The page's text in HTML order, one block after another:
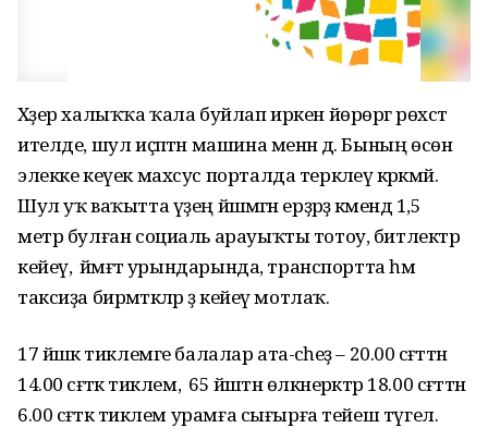
Хәҙер халыҡҡа ҡала буйлап иркен йөрөргә рөхсәт
ителде, шул иҫәптән машина менән дә. Бының өсөн
элекке кеүек махсус порталда теркәлеү кәрәкмәй.
Шул уҡ ваҡытта үҙең йәшәмәгән ерҙәрҙә кәмендә 1,5
метр булған социаль арауыҡты тотоу, битлектәр
кейеү, ә йәмәғәт урындарында, транспортта һәм
таксиҙа бирмәәткәләр ҙә кейеү мотлаҡ.
17 йәшкә тиклемге балалар ата-әсәһеҙ – 20.00 сәғәттән
14.00 сәғәткә тиклем, ә 65 йәштән өлкәнерәктәр 18.00 сәғәттән
6.00 сәғәткә тиклем урамға сығырға тейеш түгел.